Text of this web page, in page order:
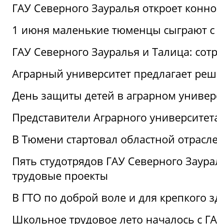
ГАУ Северного Зауралья откроет
1 июня маленькие тюменцы сыграют с
ГАУ Северного Зауралья и Талица:
Аграрный университет предлагает
День защиты детей в аграрном
Представители Аграрного
В Тюмени стартовал областной
Пять студотрядов ГАУ Северного
трудовые проекты
В ГТО по доброй воле и для крепкого
Школьное трудовое лето началось с